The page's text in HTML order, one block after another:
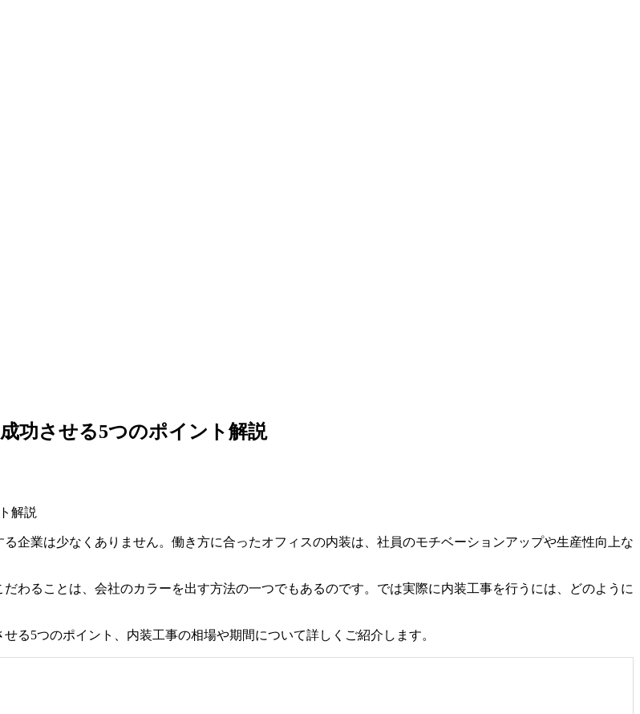
功させる5つのポイント解説
る企業は少なくありません。働き方に合ったオフィスの内装は、社員のモチベーションアップや生産性向上な
わることは、会社のカラーを出す方法の一つでもあるのです。では実際に内装工事を行うには、どのように
る5つのポイント、内装工事の相場や期間について詳しくご紹介します。